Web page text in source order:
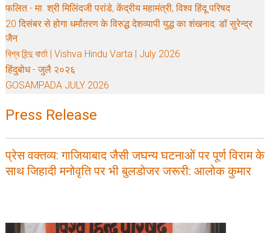
फलित - मा. श्री मिलिंदजी परांडे, केंद्रीय महामंत्री, विश्व हिंदू परिषद
20 दिसंबर से होगा धर्मांतरण के विरुद्ध देशव्यापी युद्ध का शंखनाद: डॉ सुरेन्द्र
जैन
বিশ্ব হিন্দু বার্তা | Vishva Hindu Varta | July 2026
हिंदुबोध - जुलै २०२६
GOSAMPADA JULY 2026
Press Release
प्रेस वक्तव्य: गाजियाबाद जैसी जघन्य घटनाओं पर पूर्ण विराम के
साथ जिहादी मनोवृति पर भी बुलडोजर जरूरी: आलोक कुमार